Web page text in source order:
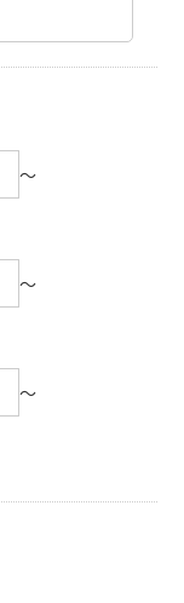
～
～
～